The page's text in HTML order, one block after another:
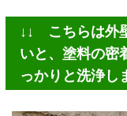
↓↓ こちらは外
いと、塗料の密
っかりと洗浄し